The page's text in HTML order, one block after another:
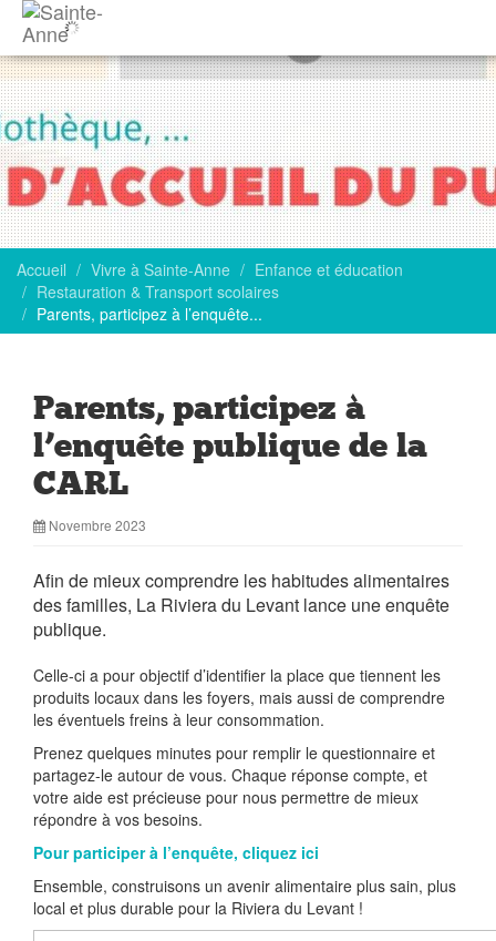
Accueil Vivre à Sainte-Anne
Enfance et éducation
Restauration & Transport scolaires
Parents, participez à l’enquête...
Parents, participez à
l’enquête publique de la
CARL
Novembre 2023
Afin de mieux comprendre les habitudes alimentaires
des familles, La Riviera du Levant lance une enquête
publique.
Celle-ci a pour objectif d’identifier la place que tiennent les
produits locaux dans les foyers, mais aussi de comprendre
les éventuels freins à leur consommation.
Prenez quelques minutes pour remplir le questionnaire et
partagez-le autour de vous. Chaque réponse compte, et
votre aide est précieuse pour nous permettre de mieux
répondre à vos besoins.
Pour participer à l’enquête, cliquez ici
Ensemble, construisons un avenir alimentaire plus sain, plus
local et plus durable pour la Riviera du Levant !